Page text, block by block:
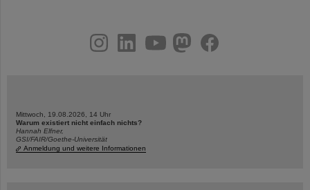
youtubehelmholtz.socialfacebook
Mittwoch, 19.08.2026, 14 Uhr
Warum existiert nicht einfach nichts?
Hannah Elfner,
GSI/FAIR/Goethe-Universität
Anmeldung und weitere Informationen